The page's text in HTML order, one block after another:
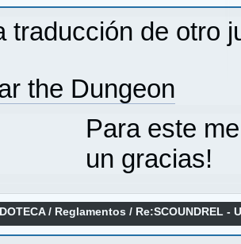
traducción de otro
the Dungeon
Para este
un gracias!
/ Reglamentos / Re:SCOUNDREL -